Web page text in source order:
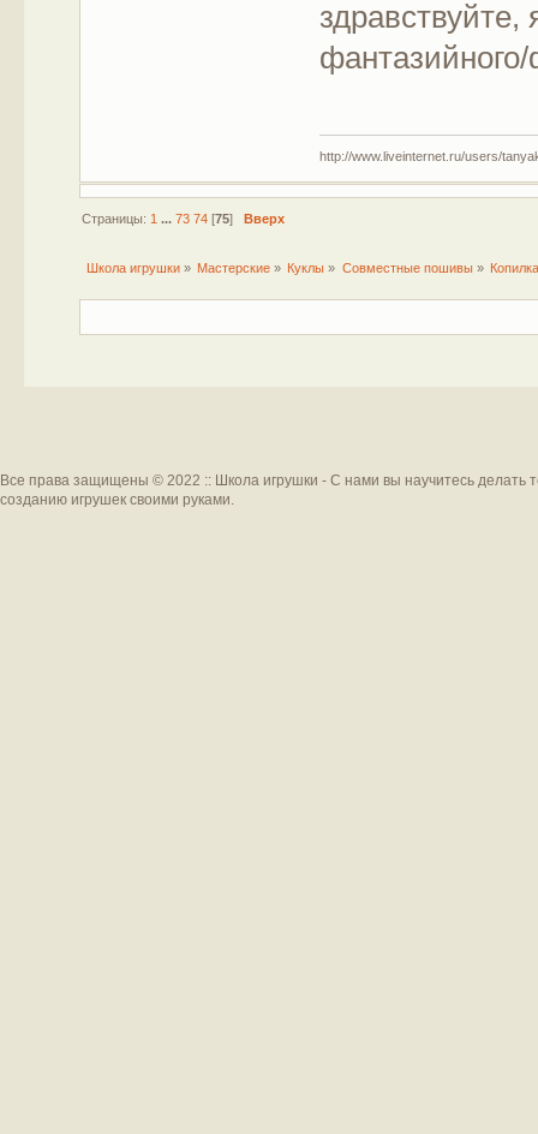
http://www.liveinternet.ru/users/
Страницы: 1 ... 73 74[75] Вверх
Школа игрушки» Мастерские » Куклы » Совместные пошивы»
Все права защищены © 2022 :: Школа игрушки - С нами вы научитесь делать
созданию игрушек своими руками.